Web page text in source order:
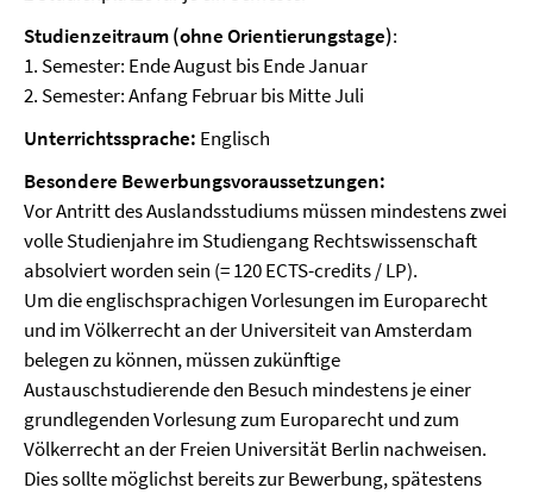
Studienzeitraum (ohne Orientierungstage):
1. Semester: Ende August bis Ende Januar
2. Semester: Anfang Februar bis Mitte Juli
Unterrichtssprache: Englisch
Besondere Bewerbungsvoraussetzungen:
Vor Antritt des Auslandsstudiums müssen mindestens zwei
volle Studienjahre im Studiengang Rechtswissenschaft
absolviert worden sein (= 120 ECTS-credits / LP).
Um die englischsprachigen Vorlesungen im Europarecht
und im Völkerrecht an der Universiteit van Amsterdam
belegen zu können, müssen zukünftige
Austauschstudierende den Besuch mindestens je einer
grundlegenden Vorlesung zum Europarecht und zum
Völkerrecht an der Freien Universität Berlin nachweisen.
Dies sollte möglichst bereits zur Bewerbung, spätestens